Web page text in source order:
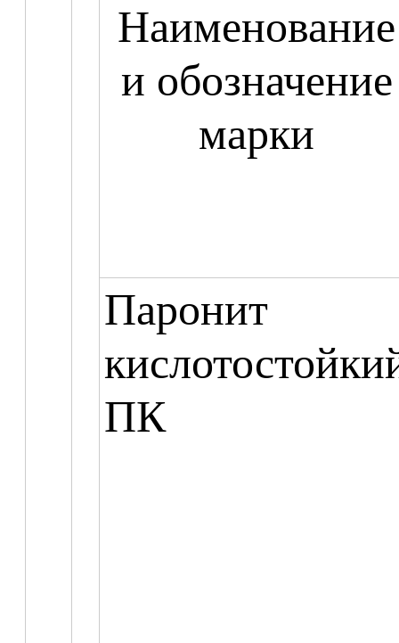
Наименование
и обозначение
марки
Паронит
ПК